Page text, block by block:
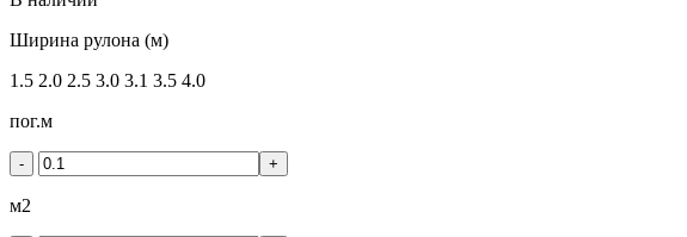
Количество
IDYLLE
Tango
Ширина рулона (м)
1.5 2.0 2.5 3.0 3.1 3.5 4.0
пог.м
- +
м2